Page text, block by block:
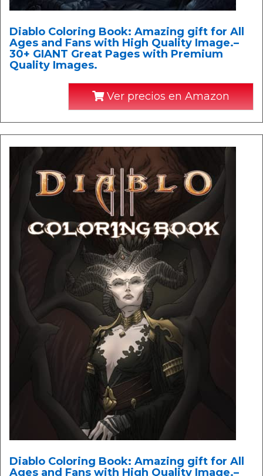
Diablo Coloring Book: Amazing gift for All
Ages and Fans with High Quality Image.–
30+ GIANT Great Pages with Premium
Quality Images.
Ver precios en Amazon
Diablo Coloring Book: Amazing gift for All
Ages and Fans with High Quality Image.–